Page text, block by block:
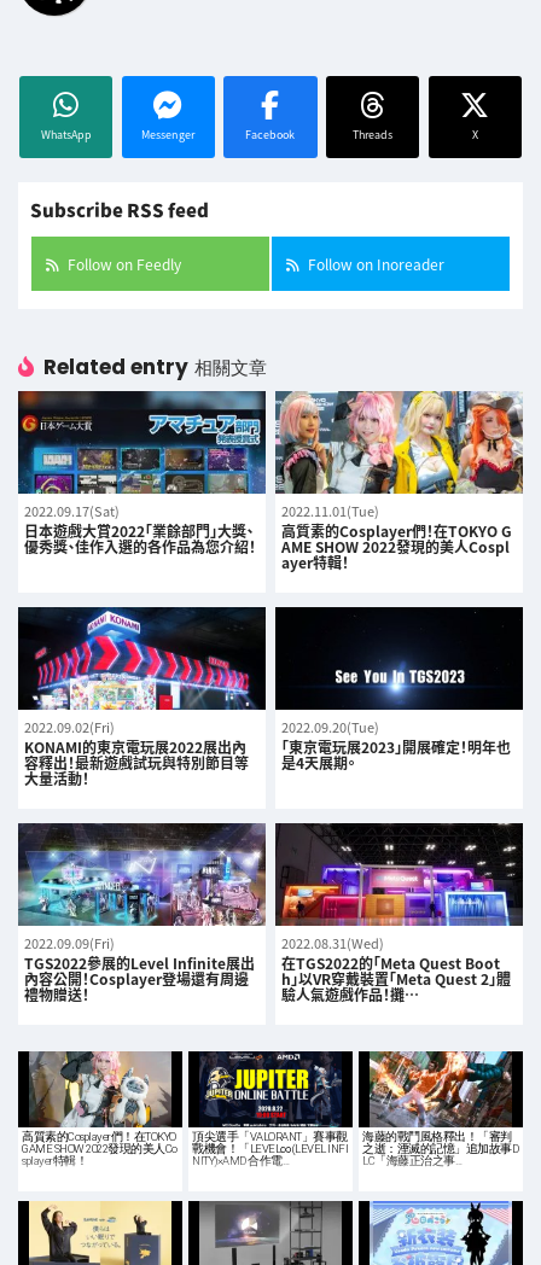
WhatsApp Messenger Facebook Threads X
Subscribe RSS feed
Follow on Feedly Follow on Inoreader
Related entry 相關文章
2022.09.17(Sat)
日本遊戲大賞2022「業餘部門」大獎、
優秀獎、佳作入選的各作品為您介紹！
2022.11.01(Tue)
高質素的Cosplayer們！在TOKYO G
AME SHOW 2022發現的美人Cospl
ayer特輯！
2022.09.02(Fri)
KONAMI的東京電玩展2022展出內
容釋出！最新遊戲試玩與特別節目等
大量活動！
2022.09.20(Tue)
「東京電玩展2023」開展確定！明年也
是4天展期。
2022.09.09(Fri)
TGS2022參展的Level Infinite展出
內容公開！Cosplayer登場還有周邊
禮物贈送！
2022.08.31(Wed)
在TGS2022的「Meta Quest Boot
h」以VR穿戴裝置「Meta Quest 2」體
驗人氣遊戲作品！攤…
高質素的Cosplayer們！在TOKYO
GAME SHOW 2022發現的美人Co
splayer特輯！
頂尖選手「VALORANT」賽事觀
戰機會！「LEVEL∞(LEVEL INFI
NITY)×AMD 合作電…
海藤的戰鬥風格釋出！「審判
之逝：湮滅的記憶」追加故事D
LC「海藤正治之事…